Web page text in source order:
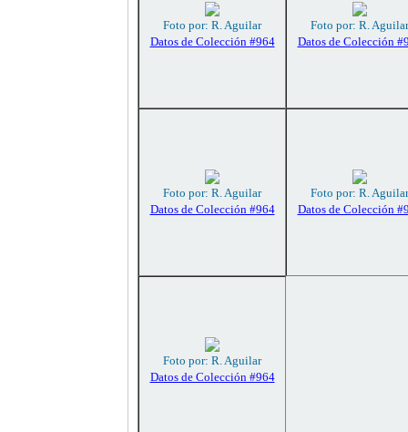
Foto por: R. Aguilar
Datos de Colección #964
Foto por: R. Aguilar
Datos de Colección
Foto por: R. Aguilar
Datos de Colección #964
Foto por: R. Aguilar
Datos de Colección
Foto por: R. Aguilar
Datos de Colección #964